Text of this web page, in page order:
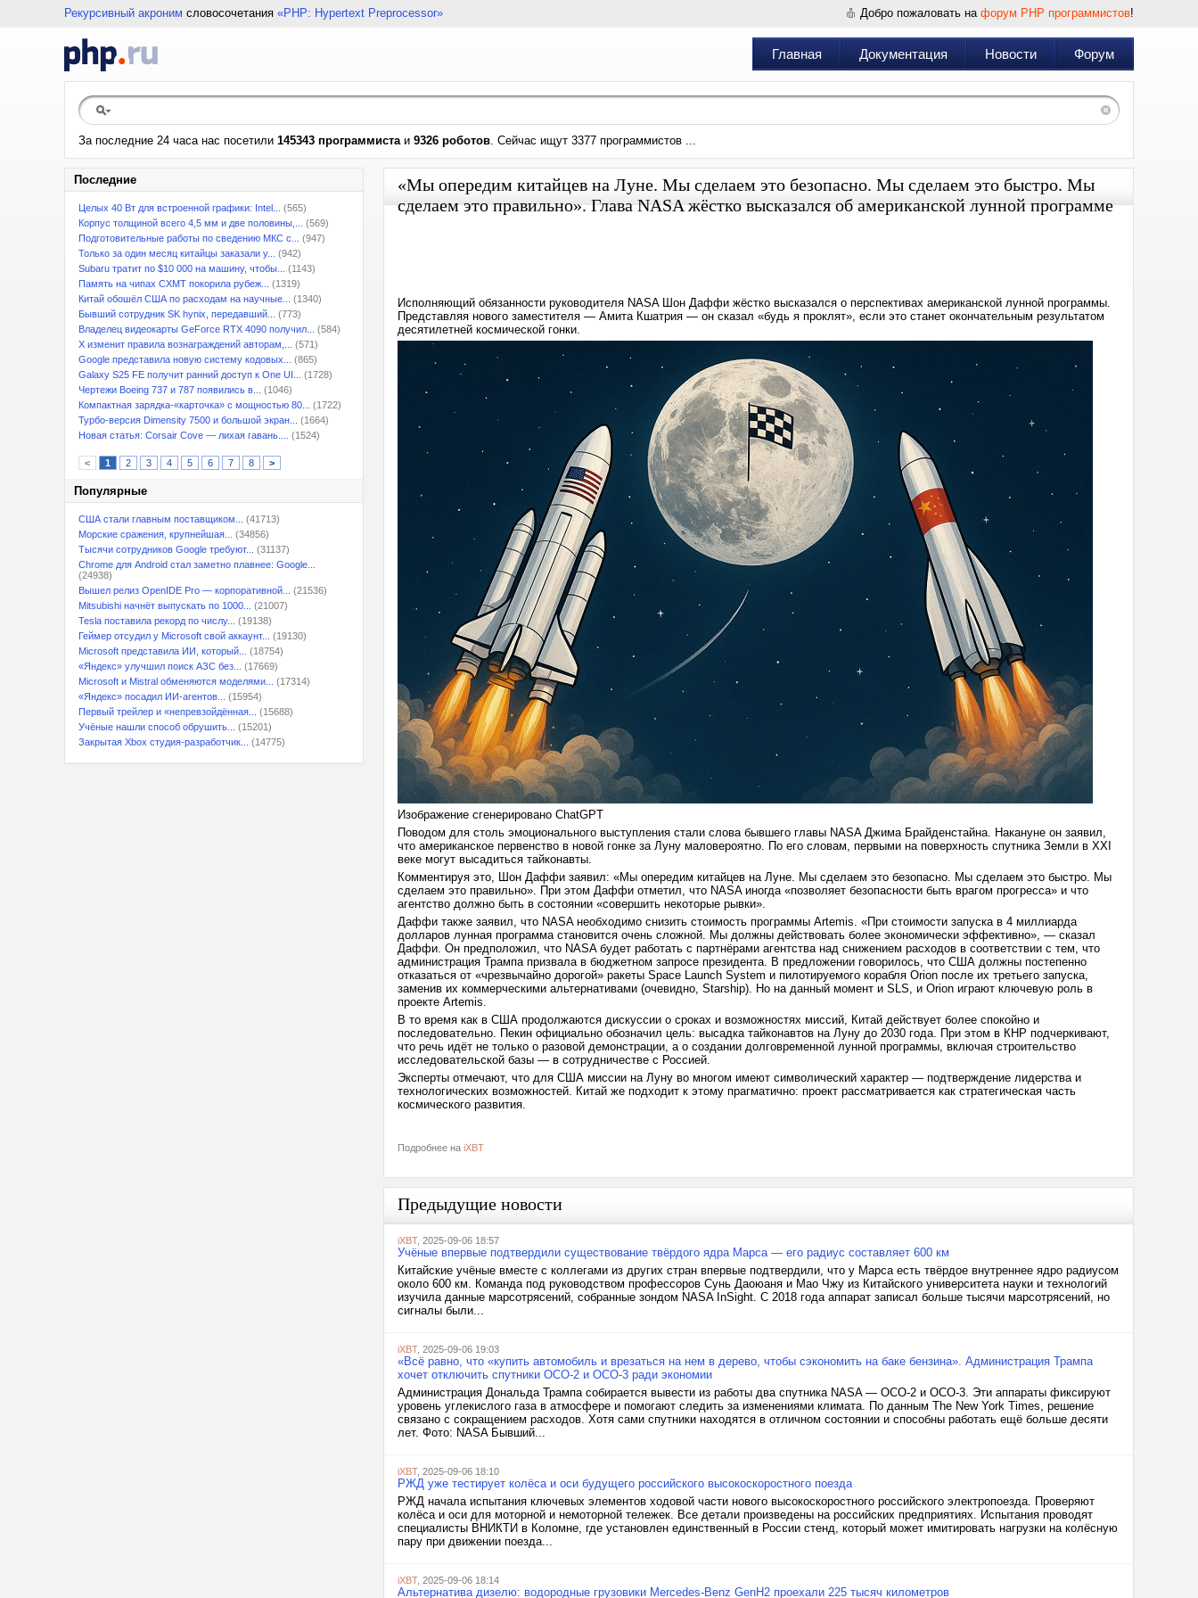
Рекурсивный акроним словосочетания «PHP: Hypertext Preprocessor» Добро пожаловать на форум PHP программистов!
Главная Документация Новости Форум
За последние 24 часа нас посетили 145343 программистаи 9326 роботов. Сейчас ищут 3377 программистов ...
Последние
Целых 40 Вт для встроенной графики: Intel...
(565)
Корпус толщиной всего 4,5 мм и две половины,...
(569)
Подготовительные работы по сведению МКС с...
(947)
Только за один месяц китайцы заказали у...
(942)
Subaru тратит по $10 000 на машину, чтобы...
(1143)
Память на чипах CXMT покорила рубеж...
(1319)
Китай обошёл США по расходам на научные...
(1340)
Бывший сотрудник SK hynix, передавший...
(773)
Владелец видеокарты GeForce RTX 4090 получил...
(584)
X изменит правила вознаграждений авторам,...
(571)
Google представила новую систему кодовых...
(865)
Galaxy S25 FE получит ранний доступ к One UI...
(1728)
Чертежи Boeing 737 и 787 появились в...
(1046)
Компактная зарядка-«карточка» с мощностью 80...
(1722)
Турбо-версия Dimensity 7500 и большой экран...
(1664)
Новая статья: Corsair Cove — лихая гавань....
(1524)
< 1 2 3 4 5 6 7 8 >
Популярные
США стали главным поставщиком...
(41713)
Морские сражения, крупнейшая...
(34856)
Тысячи сотрудников Google требуют...
(31137)
Chrome для Android стал заметно плавнее: Google...
(24938)
Вышел релиз OpenIDE Pro — корпоративной...
(21536)
Mitsubishi начнёт выпускать по 1000...
(21007)
Tesla поставила рекорд по числу...
(19138)
Геймер отсудил у Microsoft свой аккаунт...
(19130)
Microsoft представила ИИ, который...
(18754)
«Яндекс» улучшил поиск АЗС без...
(17669)
Microsoft и Mistral обменяются моделями...
(17314)
«Яндекс» посадил ИИ-агентов...
(15954)
Первый трейлер и «непревзойдённая...
(15688)
Учёные нашли способ обрушить...
(15201)
Закрытая Xbox студия-разработчик...
(14775)
«Мы опередим китайцев на Луне. Мы сделаем это безопасно. Мы сделаем это быстро. Мы
сделаем это правильно». Глава NASA жёстко высказался об американской лунной программе
Исполняющий обязанности руководителя NASA Шон Даффи жёстко высказался о перспективах американской лунной программы.
Представляя нового заместителя — Амита Кшатрия — он сказал «будь я проклят», если это станет окончательным результатом
десятилетней космической гонки.
Изображение сгенерировано ChatGPT
Поводом для столь эмоционального выступления стали слова бывшего главы NASA Джима Брайденстайна. Накануне он заявил,
что американское первенство в новой гонке за Луну маловероятно. По его словам, первыми на поверхность спутника Земли в XXI
веке могут высадиться тайконавты.
Комментируя это, Шон Даффи заявил: «Мы опередим китайцев на Луне. Мы сделаем это безопасно. Мы сделаем это быстро. Мы
сделаем это правильно». При этом Даффи отметил, что NASA иногда «позволяет безопасности быть врагом прогресса» и что
агентство должно быть в состоянии «совершить некоторые рывки».
Даффи также заявил, что NASA необходимо снизить стоимость программы Artemis. «При стоимости запуска в 4 миллиарда
долларов лунная программа становится очень сложной. Мы должны действовать более экономически эффективно», — сказал
Даффи. Он предположил, что NASA будет работать с партнёрами агентства над снижением расходов в соответствии с тем, что
администрация Трампа призвала в бюджетном запросе президента. В предложении говорилось, что США должны постепенно
отказаться от «чрезвычайно дорогой» ракеты Space Launch System и пилотируемого корабля Orion после их третьего запуска,
заменив их коммерческими альтернативами (очевидно, Starship). Но на данный момент и SLS, и Orion играют ключевую роль в
проекте Artemis.
В то время как в США продолжаются дискуссии о сроках и возможностях миссий, Китай действует более спокойно и
последовательно. Пекин официально обозначил цель: высадка тайконавтов на Луну до 2030 года. При этом в КНР подчеркивают,
что речь идёт не только о разовой демонстрации, а о создании долговременной лунной программы, включая строительство
исследовательской базы — в сотрудничестве с Россией.
Эксперты отмечают, что для США миссии на Луну во многом имеют символический характер — подтверждение лидерства и
технологических возможностей. Китай же подходит к этому прагматично: проект рассматривается как стратегическая часть
космического развития.
Подробнее на iXBT
Предыдущие новости
iXBT, 2025-09-06 18:57
Учёные впервые подтвердили существование твёрдого ядра Марса — его радиус составляет 600 км
Китайские учёные вместе с коллегами из других стран впервые подтвердили, что у Марса есть твёрдое внутреннее ядро радиусом
около 600 км. Команда под руководством профессоров Сунь Даоюаня и Мао Чжу из Китайского университета науки и технологий
изучила данные марсотрясений, собранные зондом NASA InSight. С 2018 года аппарат записал больше тысячи марсотрясений, но
сигналы были...
iXBT, 2025-09-06 19:03
«Всё равно, что «купить автомобиль и врезаться на нем в дерево, чтобы сэкономить на баке бензина». Администрация Трампа
хочет отключить спутники OCO-2 и OCO-3 ради экономии
Администрация Дональда Трампа собирается вывести из работы два спутника NASA — OCO-2 и OCO-3. Эти аппараты фиксируют
уровень углекислого газа в атмосфере и помогают следить за изменениями климата. По данным The New York Times, решение
связано с сокращением расходов. Хотя сами спутники находятся в отличном состоянии и способны работать ещё больше десяти
лет. Фото: NASA Бывший...
iXBT, 2025-09-06 18:10
РЖД уже тестирует колёса и оси будущего российского высокоскоростного поезда
РЖД начала испытания ключевых элементов ходовой части нового высокоскоростного российского электропоезда. Проверяют
колёса и оси для моторной и немоторной тележек. Все детали произведены на российских предприятиях. Испытания проводят
специалисты ВНИКТИ в Коломне, где установлен единственный в России стенд, который может имитировать нагрузки на колёсную
пару при движении поезда...
iXBT, 2025-09-06 18:14
Альтернатива дизелю: водородные грузовики Mercedes-Benz GenH2 проехали 225 тысяч километров